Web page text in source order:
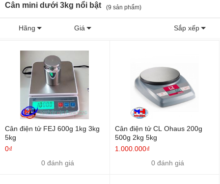
Cân mini dưới 3kg nổi bật (9 sản phẩm)
Hãng Giá Sắp xếp
Cân điện tử FEJ 600g 1kg 3kg
5kg
0₫
0 đánh giá
Cân điện tử CL Ohaus 200g
500g 2kg 5kg
1.000.000₫
0 đánh giá